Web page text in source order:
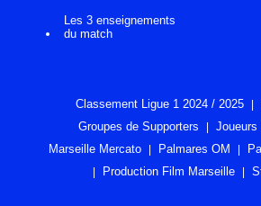
Les 3 enseignements
du match
Classement Ligue 1 2024 / 2025
Groupes de Supporters
Joueurs
Marseille Mercato
Palmares OM
Production Film Marseille